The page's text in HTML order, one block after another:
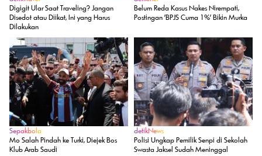
Digigit Ular Saat Traveling? Jangan
Disedot atau Diikat, Ini yang Harus
Dilakukan
Belum Reda Kasus Nakes Nirempati,
Postingan 'BPJS Cuma 1%' Bikin Murka
Sepakbola
Mo Salah Pindah ke Turki, Diejek Bos
Klub Arab Saudi
detikNews
Polisi Ungkap Pemilik Senpi di Sekolah
Swasta Jaksel Sudah Meninggal